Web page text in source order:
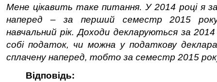
Мене цікавить таке питання. У 2014 році я
наперед – за перший семестр 2015
навчальний рік. Доходи декларуються за
собі податок, чи можна у податкову
сплачену наперед, тобто за семестр 2015
Відповідь: